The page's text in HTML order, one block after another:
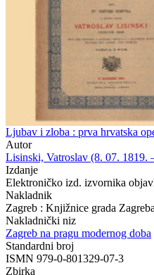
Ljubav i zloba : prva hrvatska
Autor
Lisinski, Vatroslav (8. 07. 1819.
Izdanje
Elektroničko izd. izvornika
Nakladnik
Zagreb : Knjižnice grada
Nakladnički niz
Zagreb na pragu modernog doba
Standardni broj
ISMN 979-0-801329-07-3
Zbirka